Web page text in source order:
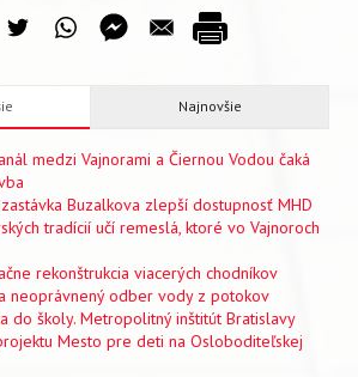
Najnovšie
medzi Vajnorami a Čiernou Vodou čaká
Buzalkova zlepší dostupnosť MHD
tradícií učí remeslá, ktoré vo Vajnoroch
rekonštrukcia viacerých chodníkov
neoprávnený odber vody z potokov
do školy. Metropolitný inštitút Bratislavy
Mesto pre deti na Osloboditeľskej